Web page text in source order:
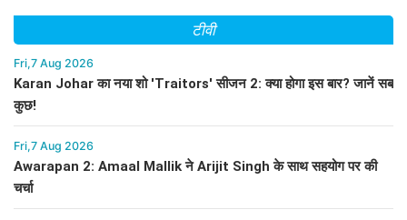
टीवी
Fri,7 Aug 2026
Karan Johar का नया शो 'Traitors' सीजन 2: क्या होगा इस बार? जानें सब
कुछ!
Fri,7 Aug 2026
Awarapan 2: Amaal Mallik ने Arijit Singh के साथ सहयोग पर की
चर्चा